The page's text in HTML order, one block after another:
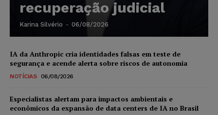
recuperação judicial
Karina Silvério - 06/08/2026
IA da Anthropic cria identidades falsas em teste de
segurança e acende alerta sobre riscos de autonomia
NOTÍCIAS 06/08/2026
Especialistas alertam para impactos ambientais e
econômicos da expansão de data centers de IA no Brasil